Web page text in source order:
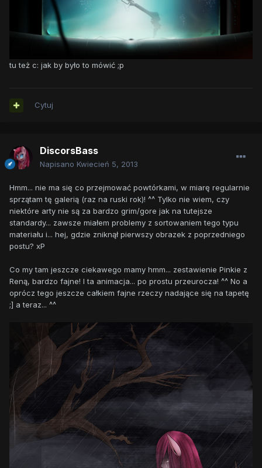
tu też c: jak by było to mówić ;p
Cytuj
DiscorsBass
Napisano Kwiecień 5, 2013
Hmm... nie ma się co przejmować powtórkami, w miarę regularnie
sprzątam tę galerią (raz na ruski rok)! ^^ Tylko nie wiem, czy
niektóre arty nie są za bardzo grim/gore jak na tutejsze
standardy... zawsze miałem problemy z sortowaniem tego typu
materiału i... hej, gdzie zniknął pierwszy obrazek z poprzedniego
postu? xP
Co my tam jeszcze ciekawego mamy hmm... zestawienie Pinkie z
Reną, bardzo fajne! I ta animacja... po prostu przeurocza! ^^ No a
oprócz tego jeszcze całkiem fajne rzeczy nadające się na tapetę
;] a teraz... ^^